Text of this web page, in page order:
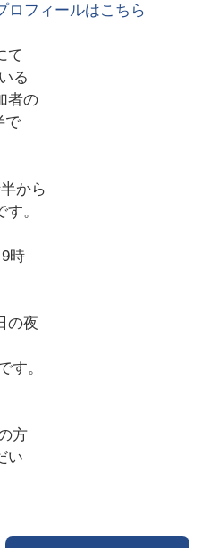
ロフィールはこちら
て
る
者の
で
から
。
時
の夜
す。
方
い